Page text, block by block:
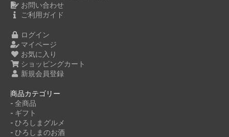
お問い合わせ
ご利用ガイド
ログイン
マイページ
お気に入り
ショッピングカート
新規会員登録
商品カテゴリー
- 全商品
- ギフト
- ひろしまグルメ
- ひろしまのお酒